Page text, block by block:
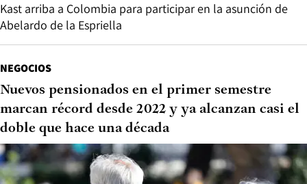
Kast arriba a Colombia para participar en la asunción de
Abelardo de la Espriella
NEGOCIOS
Nuevos pensionados en el primer semestre
marcan récord desde 2022 y ya alcanzan casi el
doble que hace una década